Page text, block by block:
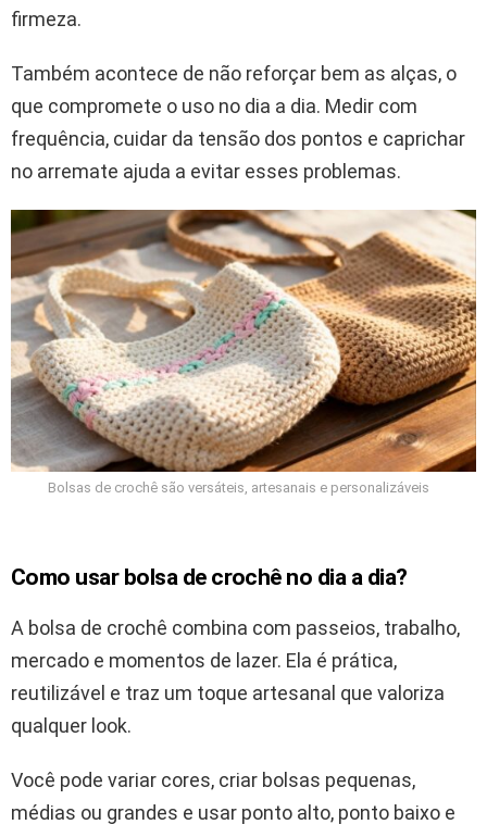
firmeza.
Também acontece de não reforçar bem as alças, o
que compromete o uso no dia a dia. Medir com
frequência, cuidar da tensão dos pontos e caprichar
no arremate ajuda a evitar esses problemas.
Bolsas de crochê são versáteis, artesanais e personalizáveis
Como usar bolsa de crochê no dia a dia?
A bolsa de crochê combina com passeios, trabalho,
mercado e momentos de lazer. Ela é prática,
reutilizável e traz um toque artesanal que valoriza
qualquer look.
Você pode variar cores, criar bolsas pequenas,
médias ou grandes e usar ponto alto, ponto baixo e